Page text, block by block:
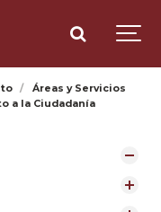
Áreas y Servicios
a la Ciudadanía